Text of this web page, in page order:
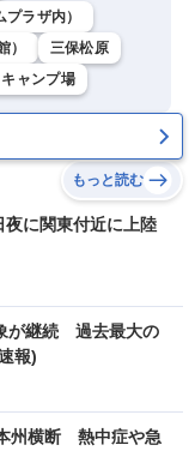
ラザ内）
）
三保松原
ャンプ場
もっと読む
に関東付近に上陸
が継続 過去最大の
報)
州横断 熱中症や急